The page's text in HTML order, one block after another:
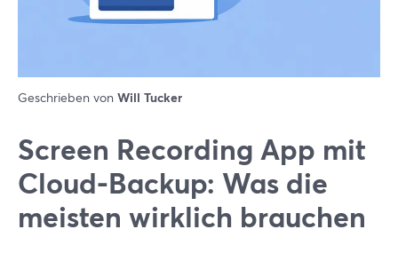
Geschrieben von Will Tucker
Screen Recording App mit
Cloud-Backup: Was die
meisten wirklich brauchen